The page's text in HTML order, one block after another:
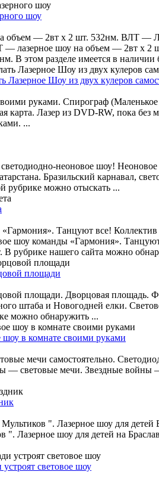
шоу
объем — 2вт х 2 шт. 532нм. ВЛТ —
— лазерное шоу на объем — 2вт х
В этом разделе имеется в наличии
Лазерное Шоу из двух кулеров
руками. Спирограф
карта. Лазер из DVD-RW, пока
...
светодиодно-неоновое шоу!
Бразильский карнавал,
рубрике можно отыскать ...
Танцуют все! Коллектив
шоу команды «Гармония».
В рубрике нашего сайта можно
площади
площади. Дворцовая площадь.
штаба и Новогодней елки.
можно обнаружить ...
шоу в комнате своими руками
мечи самостоятельно.
— световые мечи. Звездные войны —
". Лазерное шоу для
Лазерное шоу для детей на
световое шоу